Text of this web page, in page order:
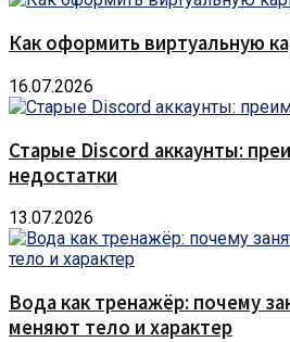
Как оформить виртуальную
16.07.2026
Старые Discord аккаунты:
недостатки
13.07.2026
Вода как тренажёр: почему
меняют тело и характер